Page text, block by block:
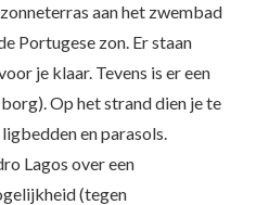
aan het zwembad
Portugese zon. Er staan
je klaar. Tevens is er een
Op het strand dien je te
en parasols.
Lagos over een
(tegen